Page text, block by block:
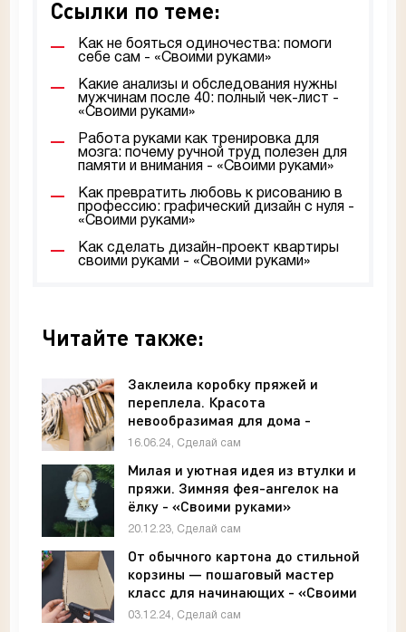
Ссылки по теме:
Как не бояться одиночества: помоги
себе сам - «Своими руками»
Какие анализы и обследования нужны
мужчинам после 40: полный чек-лист -
«Своими руками»
Работа руками как тренировка для
мозга: почему ручной труд полезен для
памяти и внимания - «Своими руками»
Как превратить любовь к рисованию в
профессию: графический дизайн с нуля -
«Своими руками»
Как сделать дизайн-проект квартиры
своими руками - «Своими руками»
Читайте также:
Заклеила коробку пряжей и
переплела. Красота
невообразимая для дома -
«Своими руками»
16.06.24, Сделай сам
Милая и уютная идея из втулки и
пряжи. Зимняя фея-ангелок на
ёлку - «Своими руками»
20.12.23, Сделай сам
От обычного картона до стильной
корзины — пошаговый мастер
класс для начинающих - «Своими
руками»
03.12.24, Сделай сам